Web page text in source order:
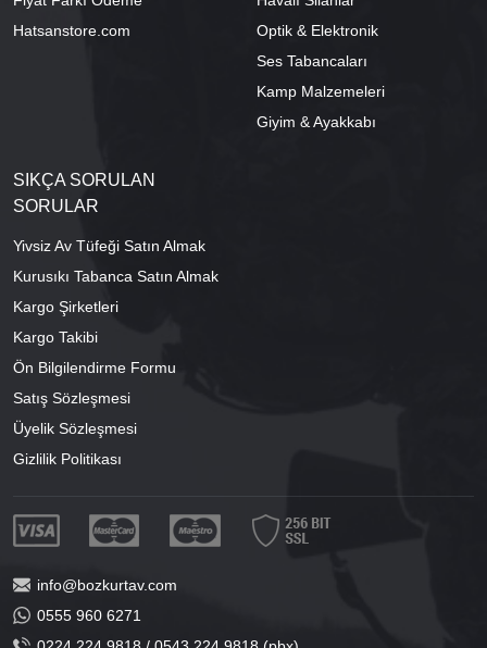
Hatsanstore.com
Optik & Elektronik
Ses Tabancaları
Kamp Malzemeleri
Giyim & Ayakkabı
SIKÇA SORULAN
SORULAR
Yivsiz Av Tüfeği Satın Almak
Kurusıkı Tabanca Satın Almak
Kargo Şirketleri
Kargo Takibi
Ön Bilgilendirme Formu
Satış Sözleşmesi
Üyelik Sözleşmesi
Gizlilik Politikası
info@bozkurtav.com
0555 960 6271